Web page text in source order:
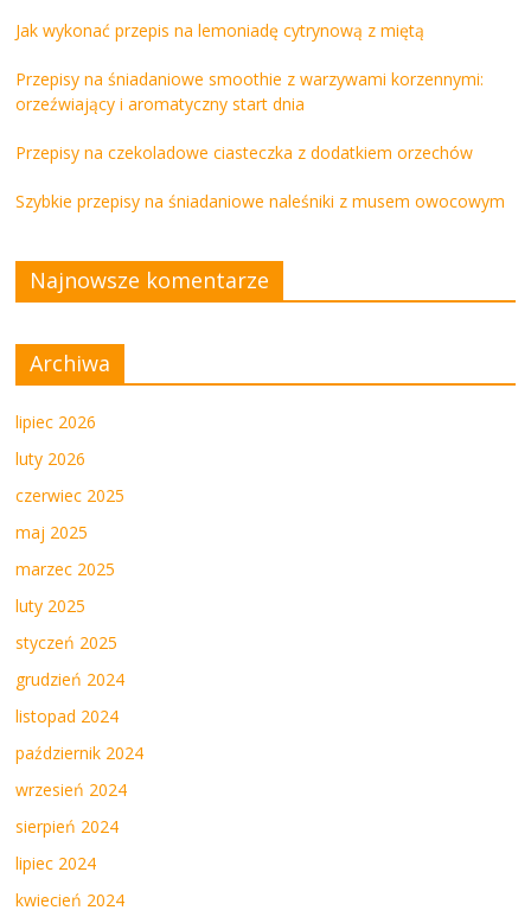
Jak wykonać przepis na lemoniadę cytrynową z miętą
Przepisy na śniadaniowe smoothie z warzywami korzennymi:
orzeźwiający i aromatyczny start dnia
Przepisy na czekoladowe ciasteczka z dodatkiem orzechów
Szybkie przepisy na śniadaniowe naleśniki z musem owocowym
Najnowsze komentarze
Archiwa
lipiec 2026
luty 2026
czerwiec 2025
maj 2025
marzec 2025
luty 2025
styczeń 2025
grudzień 2024
listopad 2024
październik 2024
wrzesień 2024
sierpień 2024
lipiec 2024
kwiecień 2024